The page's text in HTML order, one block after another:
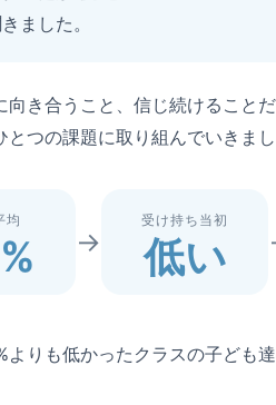
ました。
向き合うこと、信じ続けること
つの課題に取り組んでいきまし
均
→
受け持ち当初
低い
りも低かったクラスの子ども達